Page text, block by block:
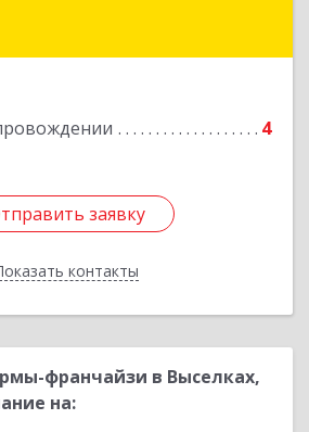
4
заявку
контакты
край, Тихорецкий р-н,
Подробнее
заявку
Назад
франчайзи в Выселках,
на: